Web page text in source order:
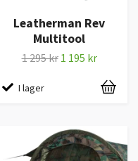
Leatherman Rev
Multitool
1 295 kr 1 195 kr
I lager